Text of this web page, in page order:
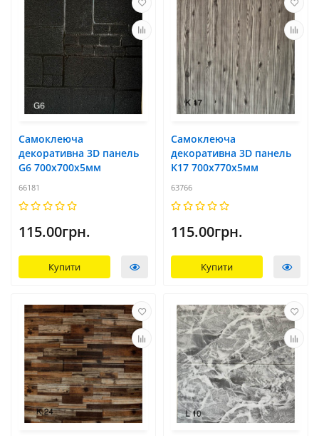
Самоклеюча
декоративна 3D панель
G6 700x700х5мм
66181
115.00грн.
Купити
Самоклеюча
декоративна 3D панель
K17 700x770х5мм
63766
115.00грн.
Купити